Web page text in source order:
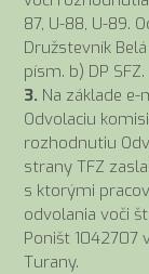
87, U-88, U-89.
Družstevník
písm. b) DP SFZ.
3. Na základe
Odvolaciu
rozhodnutiu
strany TFZ
s ktorými
odvolania voči
Poništ 1042707
Turany.